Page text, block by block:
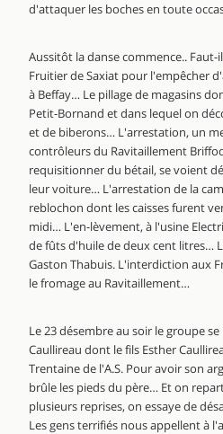
d'attaquer les boches en toute
Aussitôt la danse commence..
Fruitier de Saxiat pour l'empêcher
à Beffay… Le pillage de magasins
Petit-Bornand et dans lequel on
et de biberons… L'arrestation, un
contrôleurs du Ravitaillement
requisitionner du bétail, se voient
leur voiture… L'arrestation de la
reblochon dont les caisses furent
midi… L'en-lèvement, à l'usine
de fûts d'huile de deux cent litres…
Gaston Thabuis. L'interdiction aux
le fromage au Ravitaillement…
Le 23 désembre au soir le groupe
Caullireau dont le fils Esther
Trentaine de l'A.S. Pour avoir son
brûle les pieds du père… Et on
plusieurs reprises, on essaye de
Les gens terrifiés nous appellent à